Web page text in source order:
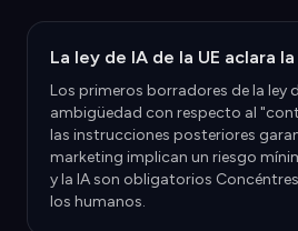
La ley de IA de la UE aclara
Los primeros borradores de la ley
ambigüedad con respecto al
las instrucciones posteriores
marketing implican un riesgo
y la IA son obligatorios
los humanos.